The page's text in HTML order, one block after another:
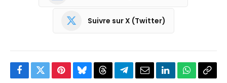
Suivre sur X (Twitter)
Facebook
TwitterPinterestBlueskyThreadsPartagerEmailLinkedInWhatsApp